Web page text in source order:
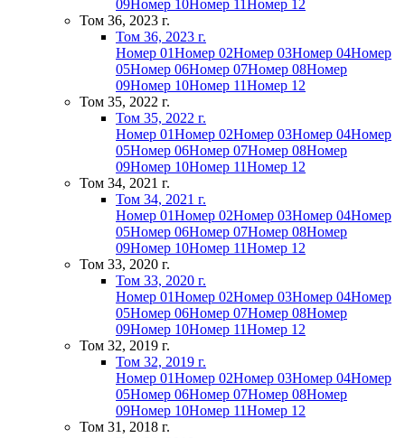
09Номер 10Номер 11Номер 12
Том 36, 2023 г.
Том 36, 2023 г.
Номер 01Номер 02Номер 03Номер 04Номер
05Номер 06Номер 07Номер 08Номер
09Номер 10Номер 11Номер 12
Том 35, 2022 г.
Том 35, 2022 г.
Номер 01Номер 02Номер 03Номер 04Номер
05Номер 06Номер 07Номер 08Номер
09Номер 10Номер 11Номер 12
Том 34, 2021 г.
Том 34, 2021 г.
Номер 01Номер 02Номер 03Номер 04Номер
05Номер 06Номер 07Номер 08Номер
09Номер 10Номер 11Номер 12
Том 33, 2020 г.
Том 33, 2020 г.
Номер 01Номер 02Номер 03Номер 04Номер
05Номер 06Номер 07Номер 08Номер
09Номер 10Номер 11Номер 12
Том 32, 2019 г.
Том 32, 2019 г.
Номер 01Номер 02Номер 03Номер 04Номер
05Номер 06Номер 07Номер 08Номер
09Номер 10Номер 11Номер 12
Том 31, 2018 г.